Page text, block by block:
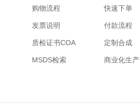
购物流程
发票说明
质检证书COA
MSDS检索
快速下单
付款流程
定制合成
商业化生产